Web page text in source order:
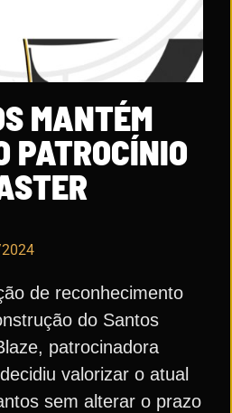
MANTÉM
PATROCÍNIO
de reconhecimento
do Santos
patrocinadora
valorizar o atual
sem alterar o prazo